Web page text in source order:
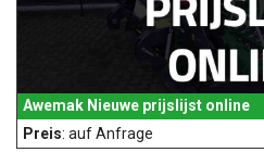
Awemak Nieuwe prijslijst online
Preis: auf Anfrage